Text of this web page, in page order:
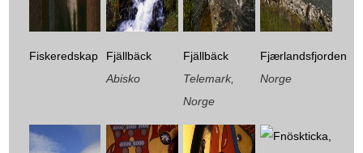
Fiskeredskap
Fjällbäck
Abisko
Fjällbäck
Telemark,
Norge
Fjærlandsfjorden
Norge